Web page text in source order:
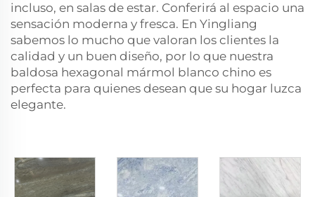
incluso, en salas de estar. Conferirá al espacio una
sensación moderna y fresca. En Yingliang
sabemos lo mucho que valoran los clientes la
calidad y un buen diseño, por lo que nuestra
baldosa hexagonal mármol blanco chino es
perfecta para quienes desean que su hogar luzca
elegante.